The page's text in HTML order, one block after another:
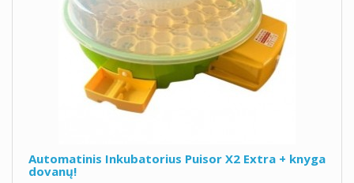
Automatinis Inkubatorius Puisor X2 Extra + knyga
dovanų!